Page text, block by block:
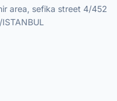
area, sefika street 4/452